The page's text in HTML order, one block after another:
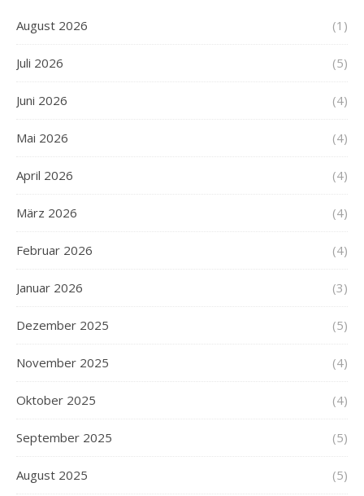
August 2026 (1)
Juli 2026 (5)
Juni 2026 (4)
Mai 2026 (4)
April 2026 (4)
März 2026 (4)
Februar 2026 (4)
Januar 2026 (3)
Dezember 2025 (5)
November 2025 (4)
Oktober 2025 (4)
September 2025 (5)
August 2025 (5)